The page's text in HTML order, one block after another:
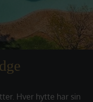
Hver hytte har sin